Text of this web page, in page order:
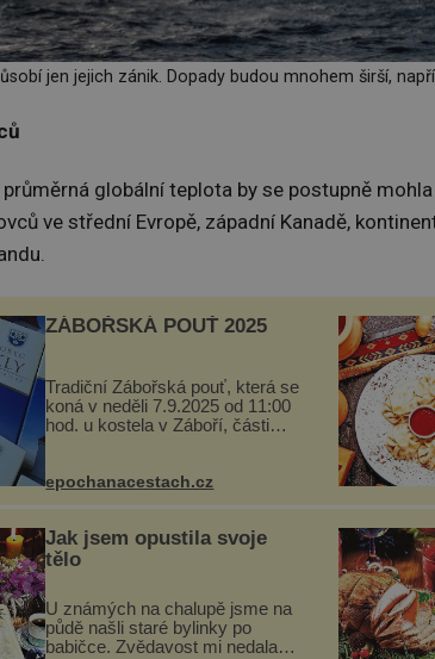
jen jejich zánik. Dopady budou mnohem širší,
průměrná globální teplota by se postupně
ve střední Evropě, západní Kanadě,
ZÁBOŘSKÁ POUŤ 2025
Tradiční Zábořská pouť, která se
koná v neděli 7.9.2025 od 11:00
hod. u kostela v Záboří, části
prohlídku kostela, dobovou
hudbu, řemesla, atrakce...
epochanacestach.cz
Jak jsem opustila svoje
tělo
U známých na chalupě jsme na
půdě našli staré bylinky po
babičce. Zvědavost mi nedala a